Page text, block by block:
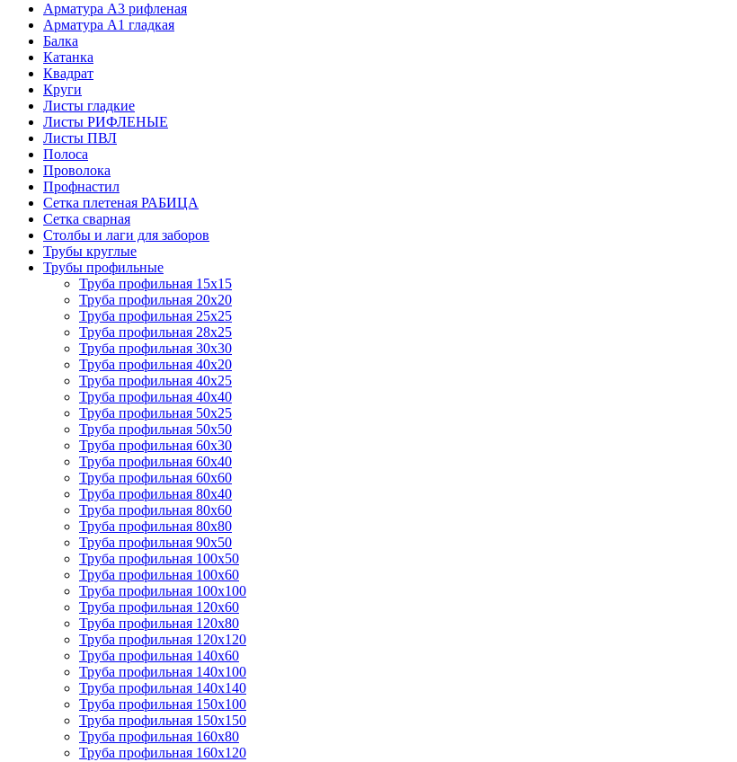
Арматура А3 рифленая
Арматура А1 гладкая
Балка
Катанка
Квадрат
Круги
Листы гладкие
Листы РИФЛЕНЫЕ
Листы ПВЛ
Полоса
Проволока
Профнастил
Сетка плетеная РАБИЦА
Сетка сварная
Столбы и лаги для заборов
Трубы круглые
Трубы профильные
Труба профильная 15х15
Труба профильная 20х20
Труба профильная 25х25
Труба профильная 28х25
Труба профильная 30х30
Труба профильная 40х20
Труба профильная 40х25
Труба профильная 40х40
Труба профильная 50х25
Труба профильная 50х50
Труба профильная 60х30
Труба профильная 60х40
Труба профильная 60х60
Труба профильная 80х40
Труба профильная 80х60
Труба профильная 80х80
Труба профильная 90х50
Труба профильная 100х50
Труба профильная 100х60
Труба профильная 100х100
Труба профильная 120х60
Труба профильная 120х80
Труба профильная 120х120
Труба профильная 140х60
Труба профильная 140х100
Труба профильная 140х140
Труба профильная 150х100
Труба профильная 150х150
Труба профильная 160х80
Труба профильная 160х120